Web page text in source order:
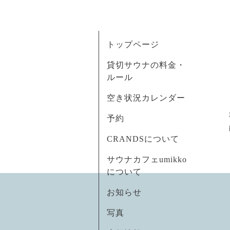
トップページ
貸切サウナの料金・
ルール
空き状況カレンダー
予約
CRANDSについて
サウナカフェumikko
について
お知らせ
写真